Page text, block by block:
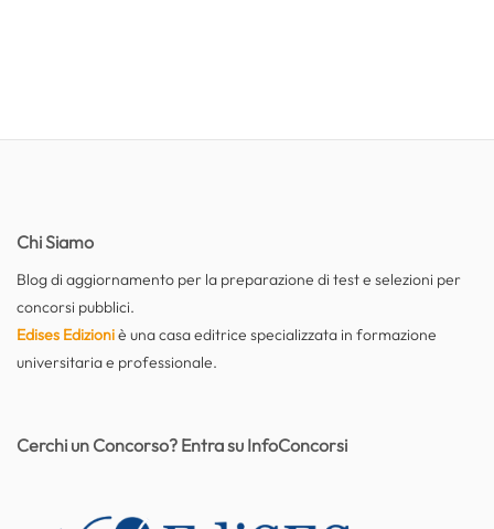
Chi Siamo
Blog di aggiornamento per la preparazione di test e selezioni per
concorsi pubblici.
Edises Edizioniè una casa editrice specializzata in formazione
universitaria e professionale.
Cerchi un Concorso? Entra su InfoConcorsi